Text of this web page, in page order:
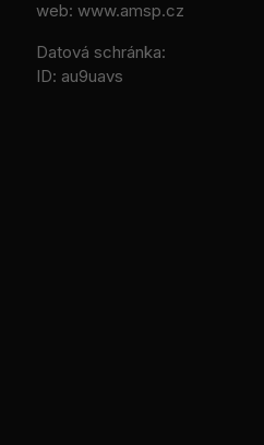
web: www.amsp.cz
Datová schránka:
ID: au9uavs